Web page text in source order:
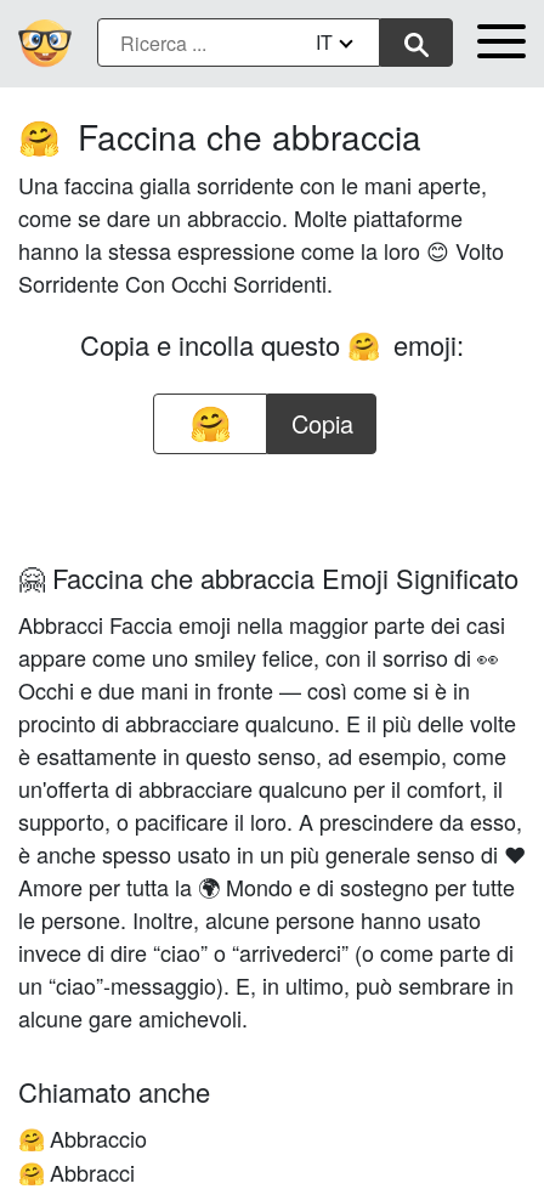
IT
🤗 Faccina che abbraccia
Una faccina gialla sorridente con le mani aperte,
come se dare un abbraccio. Molte piattaforme
hanno la stessa espressione come la loro 😊 Volto
Sorridente Con Occhi Sorridenti.
Copia e incolla questo 🤗 emoji:
Copia
🤗 Faccina che abbraccia Emoji Significato
Abbracci Faccia emoji nella maggior parte dei casi
appare come uno smiley felice, con il sorriso di 👀
Occhi e due mani in fronte — così come si è in
procinto di abbracciare qualcuno. E il più delle volte
è esattamente in questo senso, ad esempio, come
un'offerta di abbracciare qualcuno per il comfort, il
supporto, o pacificare il loro. A prescindere da esso,
è anche spesso usato in un più generale senso di ❤️️
Amore per tutta la 🌍 Mondo e di sostegno per tutte
le persone. Inoltre, alcune persone hanno usato
invece di dire “ciao” o “arrivederci” (o come parte di
un “ciao”-messaggio). E, in ultimo, può sembrare in
alcune gare amichevoli.
Chiamato anche
🤗 Abbraccio
🤗 Abbracci